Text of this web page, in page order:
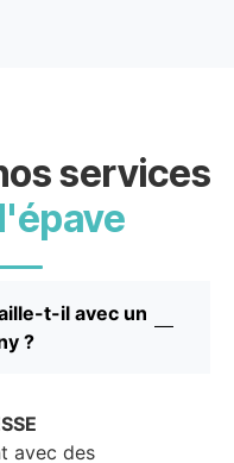
services
t-il avec un
?
avec des